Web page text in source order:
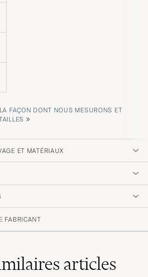
FAÇON DONT NOUS MESURONS ET
»
ET MATÉRIAUX
FABRICANT
articles